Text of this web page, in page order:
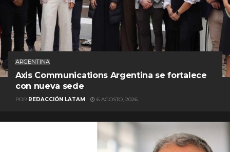
ARGENTINA
Axis Communications Argentina se fortalece
con nueva sede
POR REDACCIÓN LATAM 6 AGOSTO, 2026